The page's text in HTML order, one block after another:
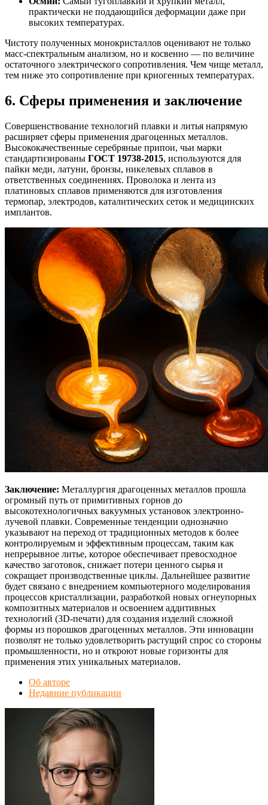
практически не поддающийся деформации даже при
высоких температурах.
Чистоту полученных монокристаллов оценивают не только
масс-спектральным анализом, но и косвенно — по величине
остаточного электрического сопротивления. Чем чище металл,
тем ниже это сопротивление при криогенных температурах.
6. Сферы применения и заключение
Совершенствование технологий плавки и литья напрямую
расширяет сферы применения драгоценных металлов.
Высококачественные серебряные припои, чьи марки
стандартизированы ГОСТ 19738-2015, используются для
пайки меди, латуни, бронзы, никелевых сплавов в
ответственных соединениях. Проволока и лента из
платиновых сплавов применяются для изготовления
термопар, электродов, каталитических сеток и медицинских
имплантов.
Заключение: Металлургия драгоценных металлов прошла
огромный путь от примитивных горнов до
высокотехнологичных вакуумных установок электронно-
лучевой плавки. Современные тенденции однозначно
указывают на переход от традиционных методов к более
контролируемым и эффективным процессам, таким как
непрерывное литье, которое обеспечивает превосходное
качество заготовок, снижает потери ценного сырья и
сокращает производственные циклы. Дальнейшее развитие
будет связано с внедрением компьютерного моделирования
процессов кристаллизации, разработкой новых огнеупорных
композитных материалов и освоением аддитивных
технологий (3D-печати) для создания изделий сложной
формы из порошков драгоценных металлов. Эти инновации
позволят не только удовлетворить растущий спрос со стороны
промышленности, но и откроют новые горизонты для
применения этих уникальных материалов.
Об авторе
Недавние публикации